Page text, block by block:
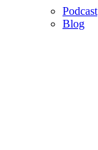
Podcast
Blog